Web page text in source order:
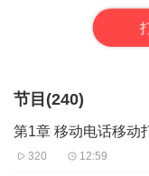
球队里不可替代的人物
各位书友，胖子的球
节目(240)
第1章 移动电话移动
320 12:59